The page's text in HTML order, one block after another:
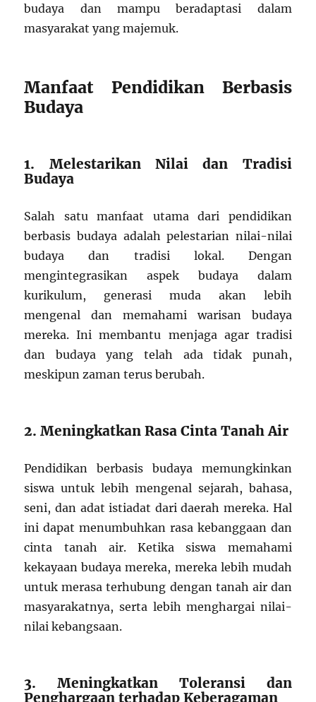
budaya dan mampu beradaptasi dalam
masyarakat yang majemuk.
Manfaat Pendidikan Berbasis
Budaya
1. Melestarikan Nilai dan Tradisi
Budaya
Salah satu manfaat utama dari pendidikan
berbasis budaya adalah pelestarian nilai-nilai
budaya dan tradisi lokal. Dengan
mengintegrasikan aspek budaya dalam
kurikulum, generasi muda akan lebih
mengenal dan memahami warisan budaya
mereka. Ini membantu menjaga agar tradisi
dan budaya yang telah ada tidak punah,
meskipun zaman terus berubah.
2. Meningkatkan Rasa Cinta Tanah Air
Pendidikan berbasis budaya memungkinkan
siswa untuk lebih mengenal sejarah, bahasa,
seni, dan adat istiadat dari daerah mereka. Hal
ini dapat menumbuhkan rasa kebanggaan dan
cinta tanah air. Ketika siswa memahami
kekayaan budaya mereka, mereka lebih mudah
untuk merasa terhubung dengan tanah air dan
masyarakatnya, serta lebih menghargai nilai-
nilai kebangsaan.
3. Meningkatkan Toleransi dan
Penghargaan terhadap Keberagaman